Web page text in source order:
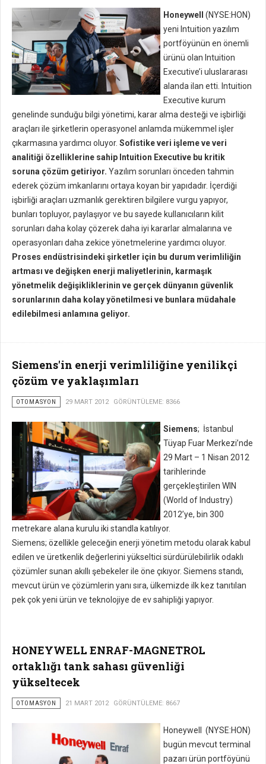
Honeywell
(NYSE:HON)
yeni Intuition yazılım
portföyünün en önemli
ürünü olan Intuition
Executive’i uluslararası
alanda ilan etti. Intuition
Executive kurum
genelinde sunduğu bilgi yönetimi, karar alma desteği ve işbirliği
araçları ile şirketlerin operasyonel anlamda mükemmel işler
çıkarmasına yardımcı oluyor. Sofistike veri işleme ve veri
analitiği özelliklerine sahip Intuition Executive bu kritik
soruna çözüm getiriyor. Yazılım sorunları önceden tahmin
ederek çözüm imkanlarını ortaya koyan bir yapıdadır. İçerdiği
işbirliği araçları uzmanlık gerektiren bilgilere vurgu yapıyor,
bunları topluyor, paylaşıyor ve bu sayede kullanıcıların kilit
sorunları daha kolay çözerek daha iyi kararlar almalarına ve
operasyonları daha zekice yönetmelerine yardımcı oluyor.
Proses endüstrisindeki şirketler için bu durum verimliliğin
artması ve değişken enerji maliyetlerinin, karmaşık
yönetmelik değişikliklerinin ve gerçek dünyanın güvenlik
sorunlarının daha kolay yönetilmesi ve bunlara müdahale
edilebilmesi anlamına geliyor.
Siemens'in enerji verimliliğine yenilikçi
çözüm ve yaklaşımları
OTOMASYON 29 MART 2012 GÖRÜNTÜLEME: 8366
Siemens; İstanbul
Tüyap Fuar Merkezi’nde
29 Mart – 1 Nisan 2012
tarihlerinde
gerçekleştirilen WIN
(World of Industry)
2012’ye, bin 300
metrekare alana kurulu iki standla katılıyor.
Siemens; özellikle geleceğin enerji yönetim metodu olarak kabul
edilen ve üretkenlik değerlerini yükseltici sürdürülebilirlik odaklı
çözümler sunan akıllı şebekeler ile öne çıkıyor. Siemens standı,
mevcut ürün ve çözümlerin yanı sıra, ülkemizde ilk kez tanıtılan
pek çok yeni ürün ve teknolojiye de ev sahipliği yapıyor.
HONEYWELL ENRAF-MAGNETROL
ortaklığı tank sahası güvenliği
yükseltecek
OTOMASYON 21 MART 2012 GÖRÜNTÜLEME: 8667
Honeywell (NYSE:HON)
bugün mevcut terminal
pazarı ürün portföyünü